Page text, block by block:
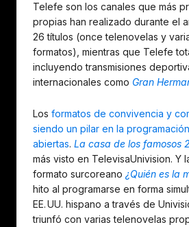
Telefe son los canales que más
propias han realizado durante el
26 títulos (once telenovelas y
formatos), mientras que Telefe
incluyendo transmisiones
internacionales como Gran
Los formatos de convivencia y
siendo un pilar en la
abiertas. La casa de los famosos 2
más visto en TelevisaUnivision. Y
formato surcoreano ¿Quién es la
hito al programarse en forma
EE. UU. hispano a través de
triunfó con varias telenovelas